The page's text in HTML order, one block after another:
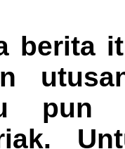
berita
pun